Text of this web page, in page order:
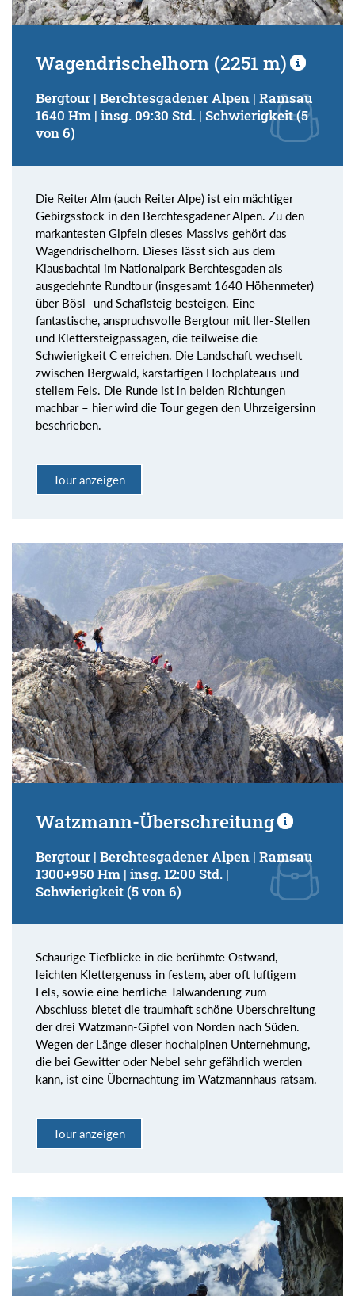
Wagendrischelhorn (2251 m)
Bergtour | Berchtesgadener Alpen | Ramsau
1640 Hm | insg. 09:30 Std. | Schwierigkeit (5
von 6)
Die Reiter Alm (auch Reiter Alpe) ist ein mächtiger
Gebirgsstock in den Berchtesgadener Alpen. Zu den
markantesten Gipfeln dieses Massivs gehört das
Wagendrischelhorn. Dieses lässt sich aus dem
Klausbachtal im Nationalpark Berchtesgaden als
ausgedehnte Rundtour (insgesamt 1640 Höhenmeter)
über Bösl- und Schaflsteig besteigen. Eine
fantastische, anspruchsvolle Bergtour mit IIer-Stellen
und Klettersteigpassagen, die teilweise die
Schwierigkeit C erreichen. Die Landschaft wechselt
zwischen Bergwald, karstartigen Hochplateaus und
steilem Fels. Die Runde ist in beiden Richtungen
machbar – hier wird die Tour gegen den Uhrzeigersinn
beschrieben.
Tour anzeigen
Watzmann-Überschreitung
Bergtour | Berchtesgadener Alpen | Ramsau
1300+950 Hm | insg. 12:00 Std. |
Schwierigkeit (5 von 6)
Schaurige Tiefblicke in die berühmte Ostwand,
leichten Klettergenuss in festem, aber oft luftigem
Fels, sowie eine herrliche Talwanderung zum
Abschluss bietet die traumhaft schöne Überschreitung
der drei Watzmann-Gipfel von Norden nach Süden.
Wegen der Länge dieser hochalpinen Unternehmung,
die bei Gewitter oder Nebel sehr gefährlich werden
kann, ist eine Übernachtung im Watzmannhaus ratsam.
Tour anzeigen